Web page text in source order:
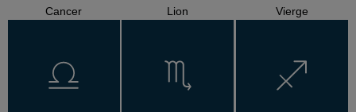
Cancer Lion Vierge